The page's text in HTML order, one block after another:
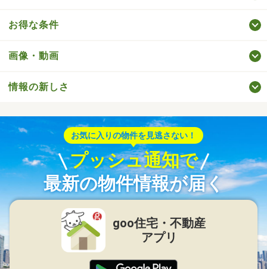
お得な条件
画像・動画
情報の新しさ
お気に入りの物件を見逃さない！
プッシュ通知で
最新の物件情報が届く
goo住宅・不動産
アプリ